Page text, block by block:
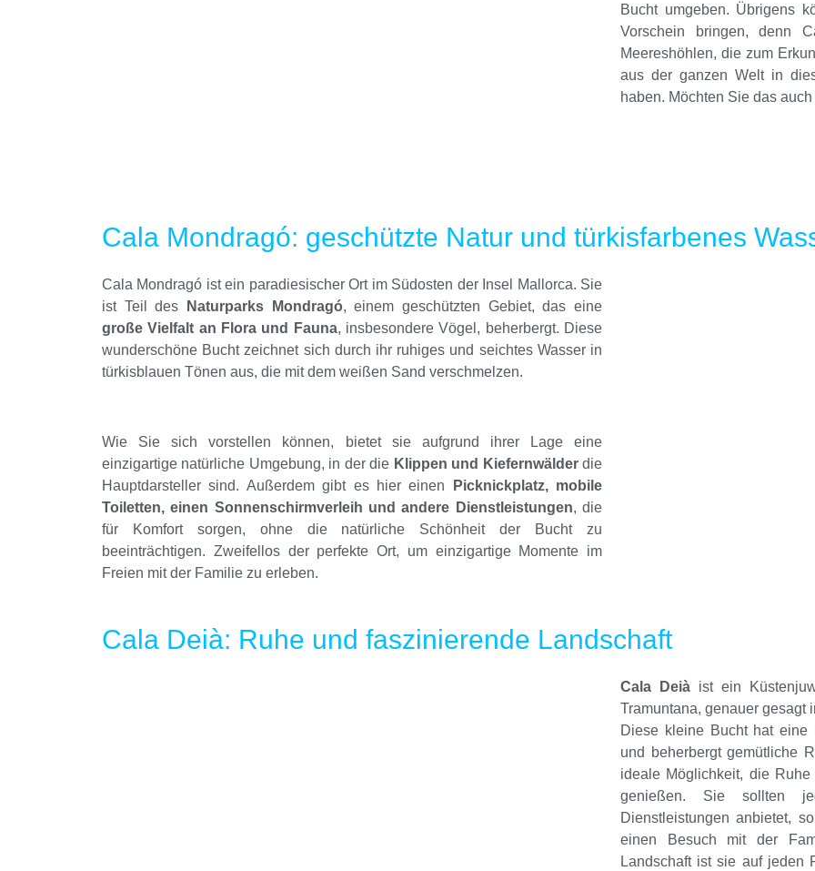
Bucht umgeben. Übrigens
Vorschein bringen, denn
Meereshöhlen, die zum
aus der ganzen Welt in
haben. Möchten Sie das
Cala Mondragó: geschützte Natur und türkisfarbenes
Cala Mondragó ist ein paradiesischer Ort im Südosten der Insel Mallorca. Sie
ist Teil des
Naturparks Mondragó, einem geschützten Gebiet, das eine
große Vielfalt an Flora und Fauna, insbesondere Vögel, beherbergt. Diese
wunderschöne Bucht zeichnet sich durch ihr ruhiges und seichtes Wasser in
türkisblauen Tönen aus, die mit dem weißen Sand verschmelzen.
Wie Sie sich vorstellen können, bietet sie aufgrund ihrer Lage eine
einzigartige natürliche Umgebung, in der die Klippen und Kiefernwälderdie
Hauptdarsteller sind. Außerdem gibt es hier einen
Picknickplatz, mobile
Toiletten, einen Sonnenschirmverleih und andere Dienstleistungen, die
für Komfort sorgen, ohne die natürliche Schönheit der Bucht zu
beeinträchtigen. Zweifellos der perfekte Ort, um einzigartige Momente im
Freien mit der Familie zu erleben.
Cala Deià: Ruhe und faszinierende Landschaft
Cala Deià ist ein
Tramuntana, genauer gesagt
Diese kleine Bucht hat eine
und beherbergt gemütliche
ideale Möglichkeit, die
genießen. Sie sollten
Dienstleistungen anbietet,
einen Besuch mit der
Landschaft ist sie auf jeden